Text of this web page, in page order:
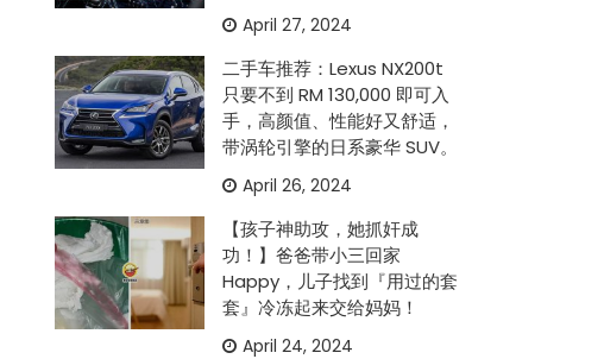
April 27, 2024
二手车推荐：Lexus NX200t
只要不到 RM 130,000 即可入
手，高颜值、性能好又舒适，
带涡轮引擎的日系豪华 SUV。
April 26, 2024
【孩子神助攻，她抓奸成
功！】爸爸带小三回家
Happy，儿子找到『用过的套
套』冷冻起来交给妈妈！
April 24, 2024